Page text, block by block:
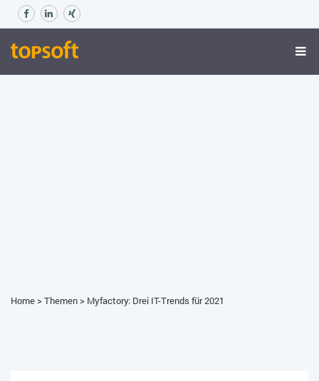
Home>Themen> Myfactory: Drei IT-Trends für 2021